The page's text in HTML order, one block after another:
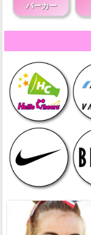
パーカー